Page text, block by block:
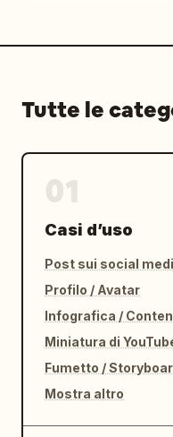
Tutte le
Casi d’uso
Post sui social
Profilo / Avatar
Infografica /
Miniatura di
Fumetto /
Mostra altro